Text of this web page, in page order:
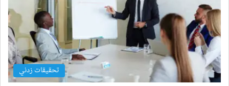
تحقيقات زدني